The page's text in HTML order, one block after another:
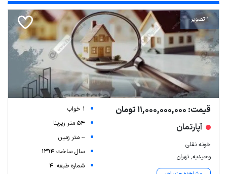
1 تصویر
قیمت: 11,000,000,000 تومان
آپارتمان
خونه نقلی
وحیدیه, تهران
1 خواب
54 متر زیربنا
-- متر زمین
سال ساخت 1394
شماره طبقه: 4